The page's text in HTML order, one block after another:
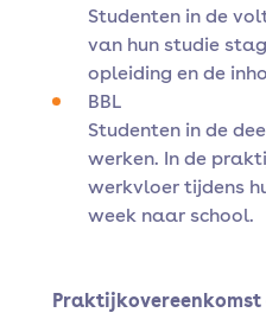
Studenten in de
van hun studie
opleiding en de
BBL
Studenten in de
werken. In de
werkvloer tijdens
week naar school.